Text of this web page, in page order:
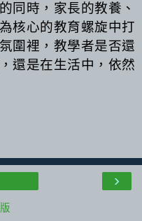
同時，家長的教養、
核心的教育螺旋中打
圍裡，教學者是否還
還是在生活中，依然
›